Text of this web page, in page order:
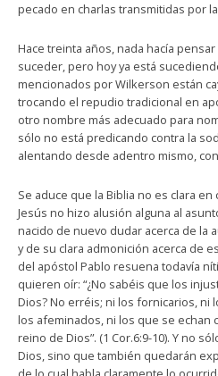
pecado en charlas transmitidas por
Hace treinta años, nada hacía
suceder, pero hoy ya está
mencionados por Wilkerson están
trocando el repudio tradicional en
otro nombre más adecuado para
sólo no está predicando contra la
alentando desde adentro mismo,
Se aduce que la Biblia no es clara
Jesús no hizo alusión alguna al
nacido de nuevo dudar acerca de la
y de su clara admonición acerca de
del apóstol Pablo resuena todavía
quieren oír: “¿No sabéis que los
Dios? No erréis; ni los fornicarios, ni
los afeminados, ni los que se echan
reino de Dios”. (1 Cor.6:9-10). Y no
Dios, sino que también quedarán